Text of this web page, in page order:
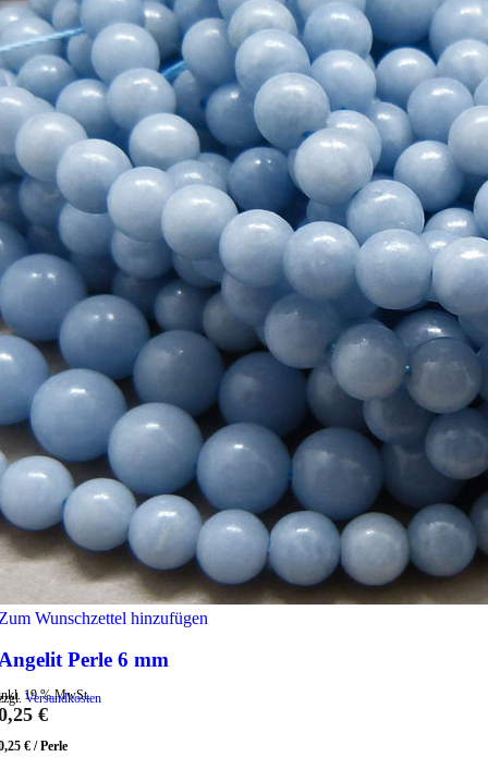
Wunschzettel hinzufügen
Perle 6 mm
19 % MwSt.
Versandkosten
€
€ /Perle